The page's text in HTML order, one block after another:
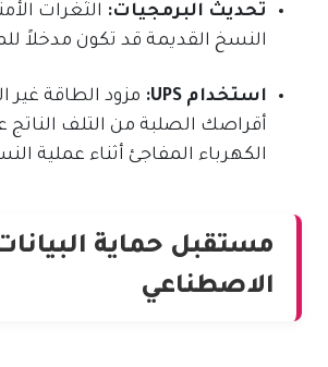
تحديث البرمجيات: الثغرات
النسخ القديمة قد تكون مدخلاً
استخدام UPS:
مزود الطاقة
أقراصك الصلبة من التلف الناتج
الكهرباء المفاجئ أثناء عملية
مستقبل حماية
الاصطناعي